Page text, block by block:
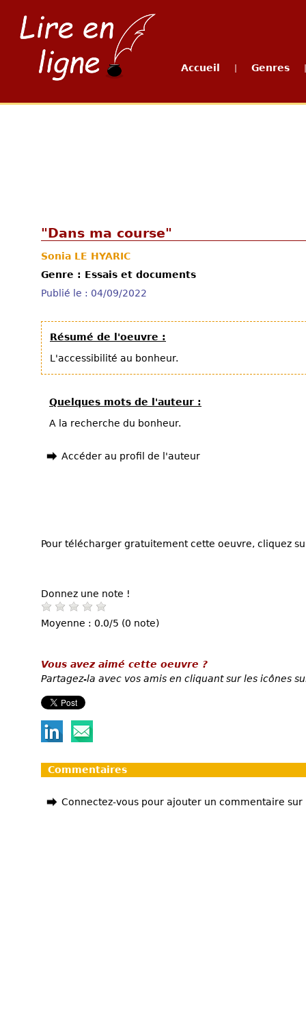
Accueil Genres
"Dans ma course"
Sonia LE HYARIC
Genre : Essais et documents
Publié le : 04/09/2022
Résumé de l'oeuvre :
L'accessibilité au bonheur.
Quelques mots de l'auteur :
A la recherche du bonheur.
Accéder au profil de l'auteur
Pour télécharger gratuitement cette oeuvre, cliquez
Donnez une note !
Moyenne : 0.0/5 (0 note)
Vous avez aimé cette oeuvre ?
Partagez-la avec vos amis en cliquant sur les icônes
Commentaires
Connectez-vous pour ajouter un commentaire sur